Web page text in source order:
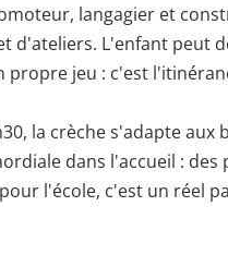
langagier et
d'ateliers. L'enfant peut
propre jeu : c'est
la crèche s'adapte aux
dans l'accueil : des
l'école, c'est un réel